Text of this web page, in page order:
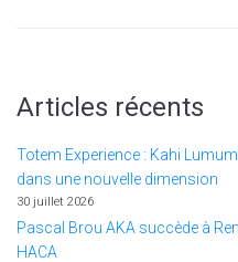
Articles récents
Totem Experience : Kahi
dans une nouvelle dimension
30 juillet 2026
Pascal Brou AKA succède à
HACA